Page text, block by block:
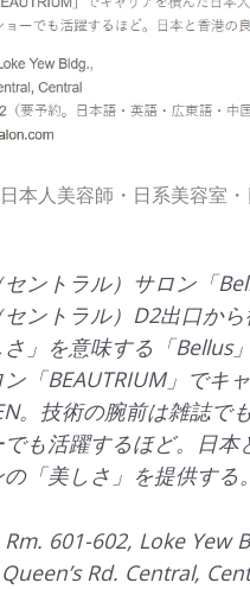
日本人美容師・日系美容室
ントラル）サロン「
セントラル）D2出口か
さ」を意味する「
ン「BEAUTRIUM」でキ
。技術の腕前は雑誌で
でも活躍するほど。日
「美しさ」を提供する。
601-602, Loke Yew
Rd. Central,